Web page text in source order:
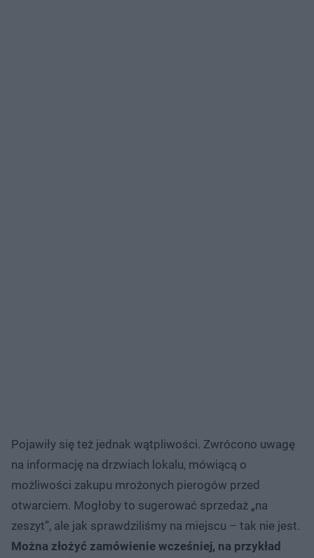
Pojawiły się też jednak wątpliwości. Zwrócono uwagę
na informację na drzwiach lokalu, mówiącą o
możliwości zakupu mrożonych pierogów przed
otwarciem. Mogłoby to sugerować sprzedaż „na
zeszyt”, ale jak sprawdziliśmy na miejscu – tak nie jest.
Można złożyć zamówienie wcześniej, na przykład